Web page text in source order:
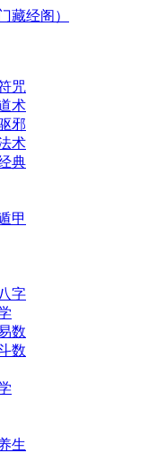
咒
术
邪
术
典
甲
字
数
数
生